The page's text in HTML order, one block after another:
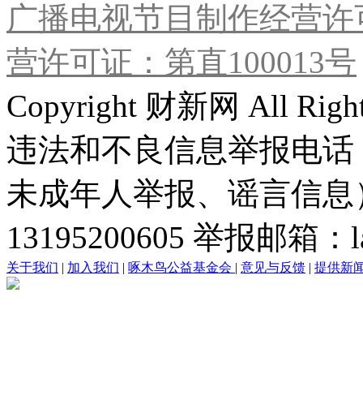
广播电视节目制作经营
营许可证：第直100013号
Copyright 财新网 All
违法和不良信息举报电
未成年人举报、谣言信
13195200605 举报邮箱
关于我们 | 加入我们 | 啄木鸟公益基金会 | 意见与反馈 | 提供新